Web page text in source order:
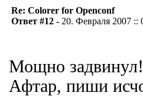
Re: Colorer for Openconf
Ответ #12 - 20. Февраля 2007 ::
Мощно задвинул!
Афтар, пиши